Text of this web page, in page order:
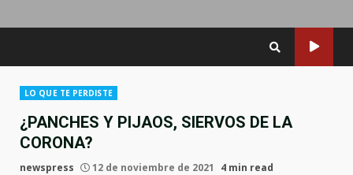
LO QUE TE PERDISTE
¿PANCHES Y PIJAOS, SIERVOS DE LA
CORONA?
newspress 12 de noviembre de 2021 4 min read